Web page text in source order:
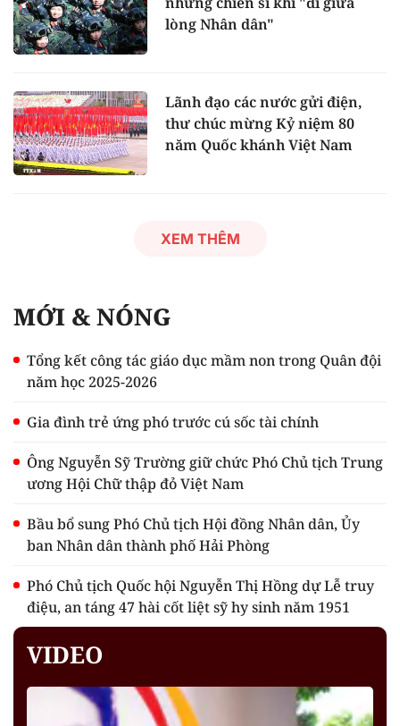
lòng Nhân dân"
Lãnh đạo các nước gửi điện,
thư chúc mừng Kỷ niệm 80
năm Quốc khánh Việt Nam
XEM THÊM
MỚI & NÓNG
Tổng kết công tác giáo dục mầm non trong Quân đội
năm học 2025-2026
Gia đình trẻ ứng phó trước cú sốc tài chính
Ông Nguyễn Sỹ Trường giữ chức Phó Chủ tịch Trung
ương Hội Chữ thập đỏ Việt Nam
Bầu bổ sung Phó Chủ tịch Hội đồng Nhân dân, Ủy
ban Nhân dân thành phố Hải Phòng
Phó Chủ tịch Quốc hội Nguyễn Thị Hồng dự Lễ truy
điệu, an táng 47 hài cốt liệt sỹ hy sinh năm 1951
VIDEO